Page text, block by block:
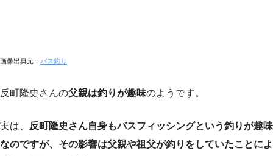
画像出典元： バス釣り
反町隆史さんの父親は釣りが趣味のようです。
実は、
反町隆史さん自身もバスフィッシングという釣りが趣味
なのですが、その影響は父親や祖父が釣りをしていたことによ